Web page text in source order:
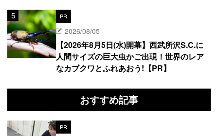
PR
2026/08/05
【2026年8月5日(水)開幕】西武所沢S.C.に
人間サイズの巨大虫かご出現！世界のレア
なカブクワとふれあおう!【PR】
おすすめ記事
PR